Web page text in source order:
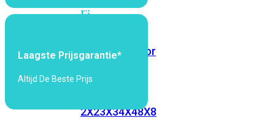
Fi
IndoorOutdoor
MIMO
2X23X34X48X8
Laagste Prijsgarantie*
Altijd De Beste Prijs